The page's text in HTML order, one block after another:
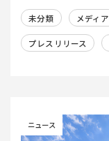
未分類 メディア
プレスリリース
ニュース